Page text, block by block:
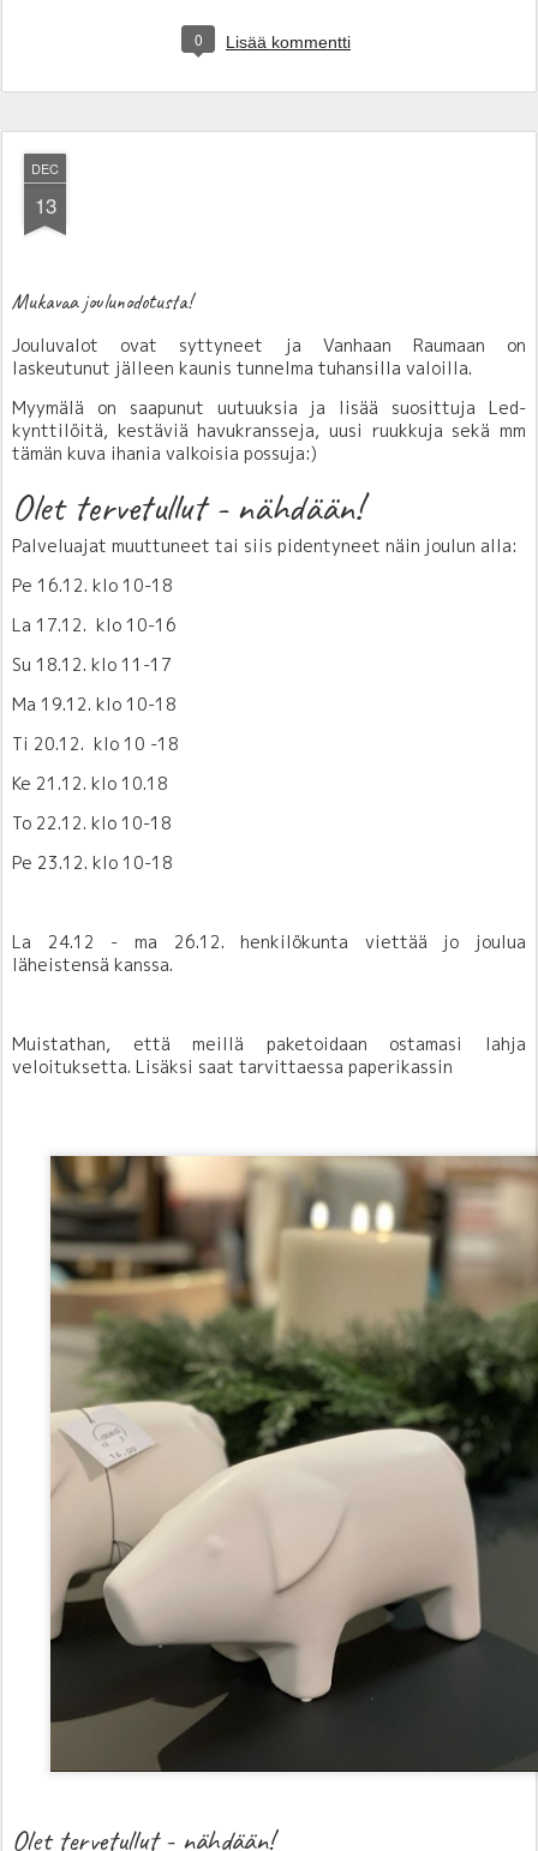
0 Lisää kommentti
DEC
13
Mukavaa joulunodotusta!
Jouluvalot ovat syttyneet ja Vanhaan Raumaan on
laskeutunut jälleen kaunis tunnelma tuhansilla valoilla.
Myymälä on saapunut uutuuksia ja lisää suosittuja Led-
kynttilöitä, kestäviä havukransseja, uusi ruukkuja sekä mm
tämän kuva ihania valkoisia possuja:)
Olet tervetullut - nähdään!
Palveluajat muuttuneet tai siis pidentyneet näin joulun alla:
Pe 16.12. klo 10-18
La 17.12. klo 10-16
Su 18.12. klo 11-17
Ma 19.12. klo 10-18
Ti 20.12. klo 10 -18
Ke 21.12. klo 10.18
To 22.12. klo 10-18
Pe 23.12. klo 10-18
La 24.12 - ma 26.12. henkilökunta viettää jo joulua
läheistensä kanssa.
Muistathan, että meillä paketoidaan ostamasi lahja
veloituksetta. Lisäksi saat tarvittaessa paperikassin
Olet tervetullut - nähdään!